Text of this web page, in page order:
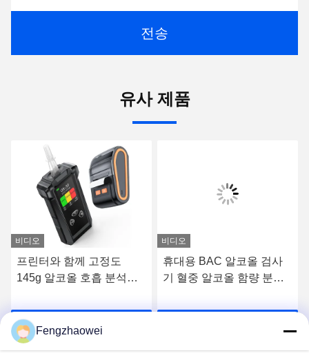
전송
유사 제품
비디오
프린터와 함께 고정도
145g 알코올 호흡 분석기
최상의 가격을 얻으세요
비디오
휴대용 BAC 알코올 검사
기 혈중 알코올 함량 분석
Fengzhaowei